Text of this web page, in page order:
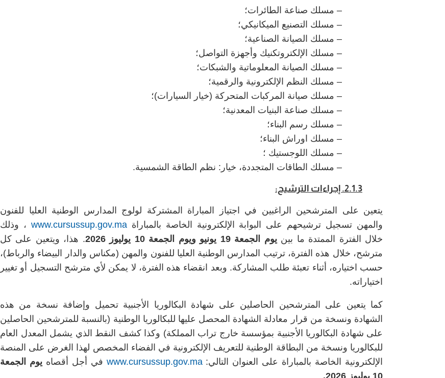
– مسلك صناعة الطائرات؛
– مسلك التصنيع الميكانيكي؛
– مسلك الصيانة الصناعية؛
– مسلك الإلكتروتكنيك وأجهزة التواصل؛
– مسلك الصيانة المعلوماتية والشبكات؛
– مسلك النظم الإلكترونية والرقمية؛
– مسلك صيانة المركبات المتحركة (خيار السيارات)؛
– مسلك صناعة البنيات المعدنية؛
– مسلك رسم البناء؛
– مسلك اوراش البناء؛
– مسلك اللوجستيك ؛
– مسلك الطاقات المتجددة، خيار: نظم الطاقة الشمسية.
2.1.3. إجراءات الترشيح:
يتعين على المترشحين الراغبين في اجتياز المباراة المشتركة لولوج المدارس الوطنية العليا للفنون
والمهن تسجيل ترشيحهم على البوابة الإلكترونية الخاصة بالمباراةwww.cursussup.gov.ma ، وذلك
خلال الفترة الممتدة ما بينيوم الجمعة 19 يونيو ويوم الجمعة 10 يوليوز 2026
. هذا، ويتعين على كل
مترشح، خلال هذه الفترة، ترتيب المدارس الوطنية العليا للفنون والمهن (مكناس والدار البيضاء والرباط)،
حسب اختياره، أثناء تعبئة طلب المشاركة. وبعد انقضاء هذه الفترة، لا يمكن لأي مترشح التسجيل أو تغيير
اختياراته.
كما يتعين على المترشحين الحاصلين على شهادة البكالوريا الأجنبية تحميل وإضافة نسخة من هذه
الشهادة ونسخة من قرار معادلة الشهادة المحصل عليها للبكالوريا الوطنية (بالنسبة للمترشحين الحاصلين
على شهادة البكالوريا الأجنبية بمؤسسة خارج تراب المملكة) وكذا كشف النقط الذي يشمل المعدل العام
للبكالوريا ونسخة من البطاقة الوطنية للتعريف الإلكترونية في الفضاء المخصص لهذا الغرض على المنصة
الإلكترونية الخاصة بالمباراة على العنوان التالي:www.cursussup.gov.ma في أجل أقصاهيوم الجمعة
10 يوليوز 2026.